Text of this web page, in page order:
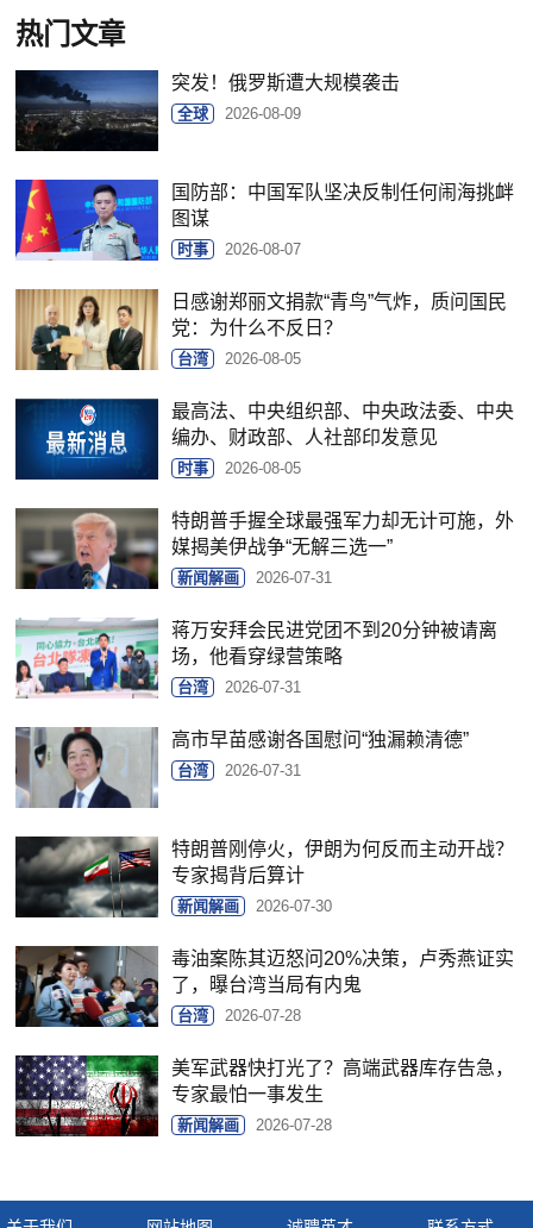
热门文章
突发！俄罗斯遭大规模袭击
全球 2026-08-09
国防部：中国军队坚决反制任何闹海挑衅
图谋
时事 2026-08-07
日感谢郑丽文捐款“青鸟”气炸，质问国民
党：为什么不反日？
台湾 2026-08-05
最高法、中央组织部、中央政法委、中央
编办、财政部、人社部印发意见
时事 2026-08-05
特朗普手握全球最强军力却无计可施，外
媒揭美伊战争“无解三选一”
新闻解画 2026-07-31
蒋万安拜会民进党团不到20分钟被请离
场，他看穿绿营策略
台湾 2026-07-31
高市早苗感谢各国慰问“独漏赖清德”
台湾 2026-07-31
特朗普刚停火，伊朗为何反而主动开战？
专家揭背后算计
新闻解画 2026-07-30
毒油案陈其迈怒问20%决策，卢秀燕证实
了，曝台湾当局有内鬼
台湾 2026-07-28
美军武器快打光了？高端武器库存告急，
专家最怕一事发生
新闻解画 2026-07-28